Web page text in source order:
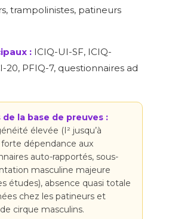
trampolinistes, patineurs
: ICIQ-UI-SF, ICIQ-
20, PFIQ-7, questionnaires ad
de la base de preuves :
élevée (I² jusqu’à
forte dépendance aux
auto-rapportés, sous-
masculine majeure
études), absence quasi totale
chez les patineurs et
cirque masculins.